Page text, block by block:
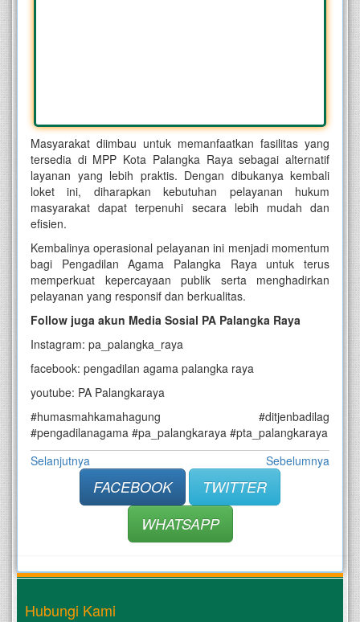
Masyarakat diimbau untuk memanfaatkan fasilitas yang
tersedia di MPP Kota Palangka Raya sebagai alternatif
layanan yang lebih praktis. Dengan dibukanya kembali
loket ini, diharapkan kebutuhan pelayanan hukum
masyarakat dapat terpenuhi secara lebih mudah dan
efisien.
Kembalinya operasional pelayanan ini menjadi momentum
bagi Pengadilan Agama Palangka Raya untuk terus
memperkuat kepercayaan publik serta menghadirkan
pelayanan yang responsif dan berkualitas.
Follow juga akun Media Sosial PA Palangka Raya
Instagram: pa_palangka_raya
facebook: pengadilan agama palangka raya
youtube: PA Palangkaraya
#humasmahkamahagung #ditjenbadilag
#pengadilanagama #pa_palangkaraya #pta_palangkaraya
Selanjutnya
Sebelumnya
FACEBOOK
TWITTER
WHATSAPP
Hubungi Kami